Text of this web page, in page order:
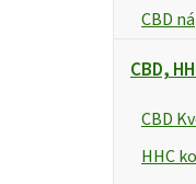
CBD
CBD,
CBD
HHC